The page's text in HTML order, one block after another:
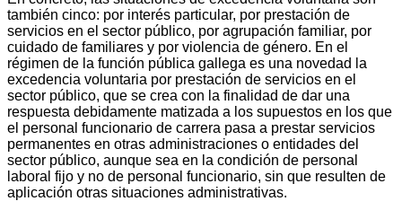
también cinco: por interés particular, por prestación de
servicios en el sector público, por agrupación familiar, por
cuidado de familiares y por violencia de género. En el
régimen de la función pública gallega es una novedad la
excedencia voluntaria por prestación de servicios en el
sector público, que se crea con la finalidad de dar una
respuesta debidamente matizada a los supuestos en los que
el personal funcionario de carrera pasa a prestar servicios
permanentes en otras administraciones o entidades del
sector público, aunque sea en la condición de personal
laboral fijo y no de personal funcionario, sin que resulten de
aplicación otras situaciones administrativas.